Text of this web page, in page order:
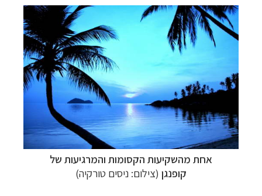
אחת מהשקיעות הקסומות והמרגיעות של
קופנגן (צילום: ניסים טורקיה)